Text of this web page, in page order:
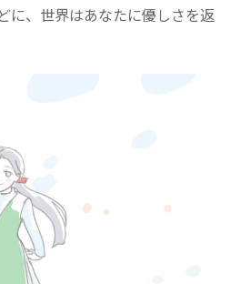
に、世界はあなたに優しさを返